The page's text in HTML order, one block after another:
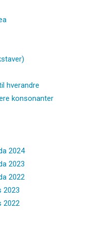
hverandre
konsonanter
2024
2023
2022
2023
2022